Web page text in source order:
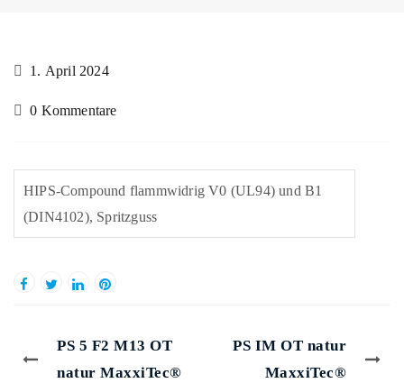
1. April 2024
0 Kommentare
HIPS-Compound flammwidrig V0 (UL94) und B1
(DIN4102), Spritzguss
PS 5 F2 M13 OT
natur MaxxiTec®
PS IM OT natur
MaxxiTec®